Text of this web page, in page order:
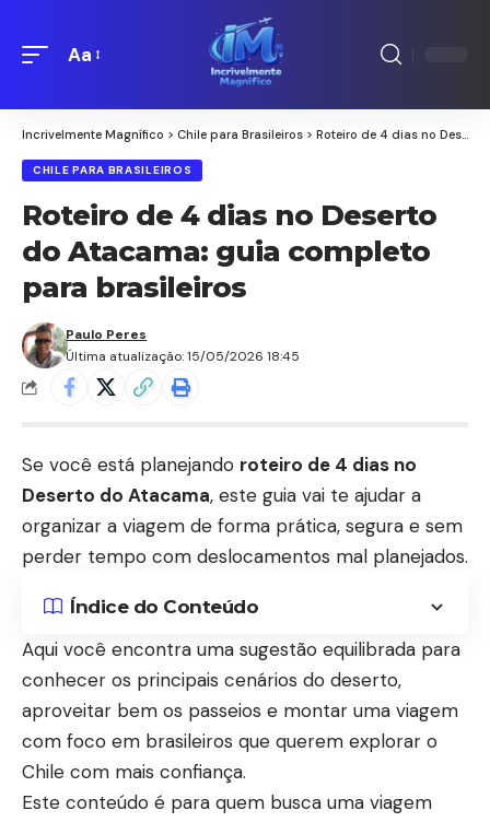
Redimensionamento
fontes
Aa
Incrivelmente Magnífico > Chile para Brasileiros > Roteiro de 4 dias no Deserto do Atacama: guia completo para brasileiros
CHILE PARA BRASILEIROS
Roteiro de 4 dias no Deserto
do Atacama: guia completo
para brasileiros
Última atualização: 15/05/2026 18:45
Paulo Peres
Se você está planejando roteiro de 4 dias no
Deserto do Atacama, este guia vai te ajudar a
organizar a viagem de forma prática, segura e sem
perder tempo com deslocamentos mal planejados.
Índice do Conteúdo
Aqui você encontra uma sugestão equilibrada para
conhecer os principais cenários do deserto,
aproveitar bem os passeios e montar uma viagem
com foco em brasileiros que querem explorar o
Chile com mais confiança.
Este conteúdo é para quem busca uma viagem